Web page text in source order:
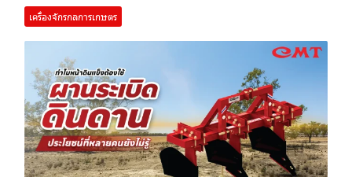
เครื่องจักรกลการเกษตร